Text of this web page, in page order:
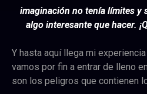
imaginación no tenía límites y
algo interesante que hacer.
Y hasta aquí llega mi
vamos por fin a entrar de lleno
son los peligros que contienen